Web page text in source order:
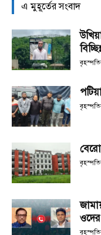
এ মুহূর্তের সংবাদ
ওদের